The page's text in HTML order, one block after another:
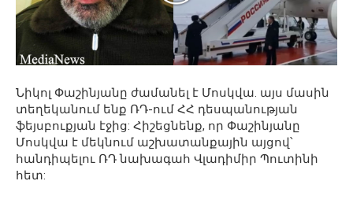
Նիկոլ Փաշինյանը ժամանել է Մոսկվա. այս մասին
տեղեկանում ենք ՌԴ-ում ՀՀ դեսպանության
ֆեյսբուքյան էջից: Հիշեցնենք, որ Փաշինյանը
Մոսկվա է մեկնում աշխատանքային այցով՝
հանդիպելու ՌԴ նախագահ Վլադիմիր Պուտինի
հետ: